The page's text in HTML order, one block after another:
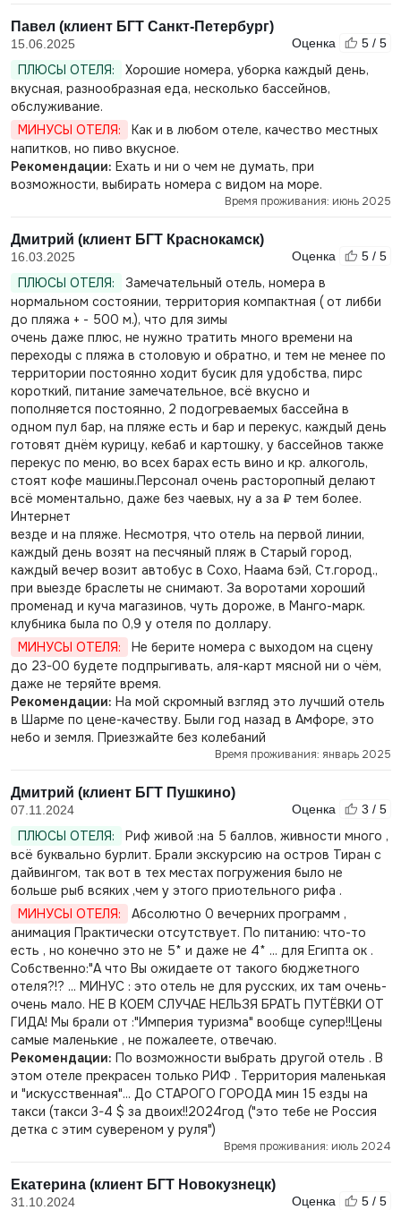
Павел (клиент БГТ Санкт-Петербург)
15.06.2025 Оценка 5 / 5
ПЛЮСЫ ОТЕЛЯ:
Хорошие номера, уборка каждый день,
вкусная, разнообразная еда, несколько бассейнов,
обслуживание.
МИНУСЫ ОТЕЛЯ:
Как и в любом отеле, качество местных
напитков, но пиво вкусное.
Рекомендации: Ехать и ни о чем не думать, при
возможности, выбирать номера с видом на море.
Время проживания: июнь 2025
Дмитрий (клиент БГТ Краснокамск)
16.03.2025 Оценка 5 / 5
ПЛЮСЫ ОТЕЛЯ:
Замечательный отель, номера в
нормальном состоянии, территория компактная ( от либби
до пляжа + - 500 м.), что для зимы
очень даже плюс, не нужно тратить много времени на
переходы с пляжа в столовую и обратно, и тем не менее по
территории постоянно ходит бусик для удобства, пирс
короткий, питание замечательное, всё вкусно и
пополняется постоянно, 2 подогреваемых бассейна в
одном пул бар, на пляже есть и бар и перекус, каждый день
готовят днём курицу, кебаб и картошку, у бассейнов также
перекус по меню, во всех барах есть вино и кр. алкоголь,
стоят кофе машины.Персонал очень расторопный делают
всё моментально, даже без чаевых, ну а за ₽ тем более.
Интернет
везде и на пляже. Несмотря, что отель на первой линии,
каждый день возят на песчяный пляж в Старый город,
каждый вечер возит автобус в Сохо, Наама бэй, Ст.город.,
при выезде браслеты не снимают. За воротами хороший
променад и куча магазинов, чуть дороже, в Манго-марк.
клубника была по 0,9 у отеля по доллару.
МИНУСЫ ОТЕЛЯ:
Не берите номера с выходом на сцену
до 23-00 будете подпрыгивать, аля-карт мясной ни о чём,
даже не теряйте время.
Рекомендации: На мой скромный взгляд это лучший отель
в Шарме по цене-качеству. Были год назад в Амфоре, это
небо и земля. Приезжайте без колебаний
Время проживания: январь 2025
Дмитрий (клиент БГТ Пушкино)
07.11.2024 Оценка 3 / 5
ПЛЮСЫ ОТЕЛЯ:
Риф живой :на 5 баллов, живности много ,
всё буквально бурлит. Брали экскурсию на остров Тиран с
дайвингом, так вот в тех местах погружения было не
больше рыб всяких ,чем у этого приотельного рифа .
МИНУСЫ ОТЕЛЯ:
Абсолютно 0 вечерних программ ,
анимация Практически отсутствует. По питанию: что-то
есть , но конечно это не 5* и даже не 4* ... для Египта ок .
Собственно:"А что Вы ожидаете от такого бюджетного
отеля?!? ... МИНУС : это отель не для русских, их там очень-
очень мало. НЕ В КОЕМ СЛУЧАЕ НЕЛЬЗЯ БРАТЬ ПУТЁВКИ ОТ
ГИДА! Мы брали от :"Империя туризма" вообще супер!!Цены
самые маленькие , не пожалеете, отвечаю.
Рекомендации: По возможности выбрать другой отель . В
этом отеле прекрасен только РИФ . Территория маленькая
и "искусственная"... До СТАРОГО ГОРОДА мин 15 езды на
такси (такси 3-4 $ за двоих!!2024год ("это тебе не Россия
детка с этим сувереном у руля")
Время проживания: июль 2024
Екатерина (клиент БГТ Новокузнецк)
31.10.2024 Оценка 5 / 5